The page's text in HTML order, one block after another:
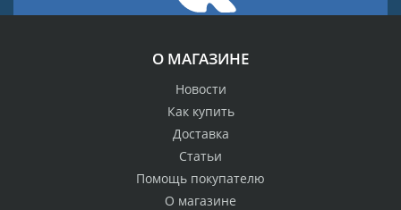
О МАГАЗИНЕ
Новости
Как купить
Доставка
Статьи
Помощь покупателю
О магазине